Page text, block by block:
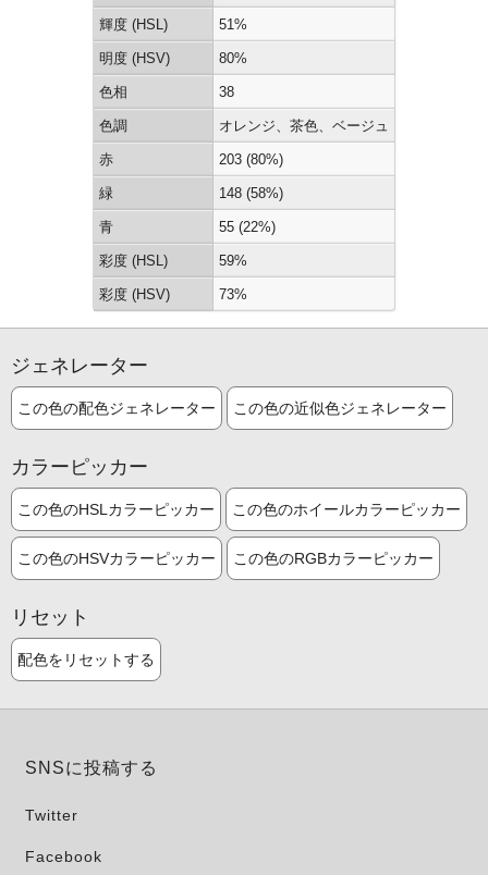
輝度 (HSL) 51%
明度 (HSV) 80%
色相 38
色調 オレンジ、茶色、ベージュ
赤 203 (80%)
緑 148 (58%)
青 55 (22%)
彩度 (HSL) 59%
彩度 (HSV) 73%
ジェネレーター
この色の配色ジェネレーター この色の近似色ジェネレーター
カラーピッカー
この色のHSLカラーピッカー この色のホイールカラーピッカー
この色のHSVカラーピッカー この色のRGBカラーピッカー
リセット
配色をリセットする
SNSに投稿する
Twitter
Facebook